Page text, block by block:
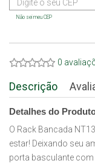
Não sei meu CEP
0
Descrição
Detalhes do
O Rack Bancada
estar! Deixando seu
porta basculante